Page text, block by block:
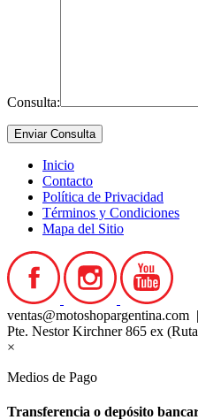
Consulta:
Inicio
Contacto
Política de Privacidad
Términos y Condiciones
Mapa del Sitio
Pte. Nestor Kirchner 865 ex
×
Medios de Pago
Transferencia o depósito